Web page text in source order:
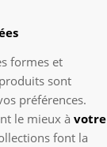
formes et
sont
préférences.
le mieux à votre
font la